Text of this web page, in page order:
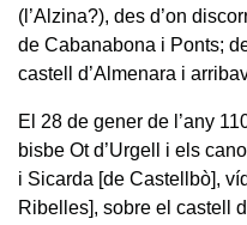
(l’Alzina?), des d’on
de Cabanabona i Ponts;
castell d’Almenara i
El 28 de gener de l’any
bisbe Ot d’Urgell i els
i Sicarda [de Castellbò],
Ribelles], sobre el castell